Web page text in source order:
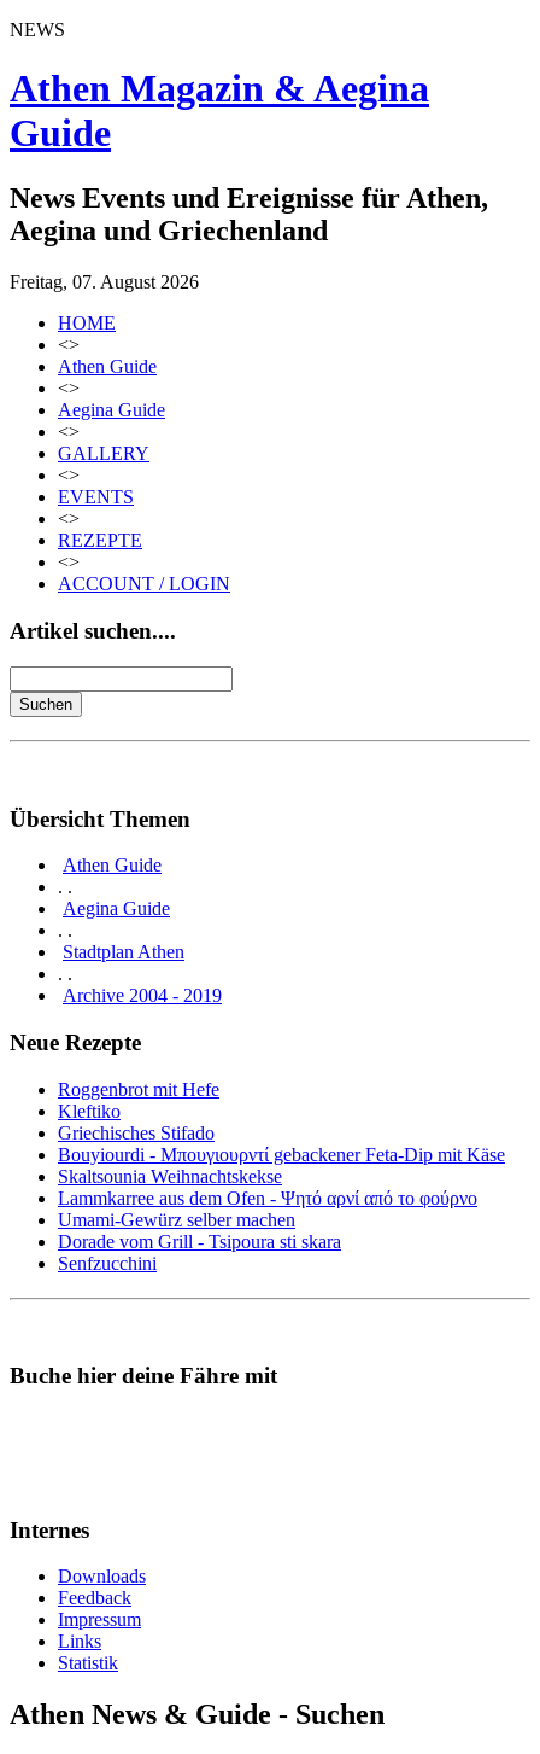
NEWS
Athen Magazin & Aegina
Guide
News Events und Ereignisse für Athen,
Aegina und Griechenland
Freitag, 07. August 2026
HOME
<>
Athen Guide
<>
Aegina Guide
<>
GALLERY
<>
EVENTS
<>
REZEPTE
<>
ACCOUNT / LOGIN
Artikel suchen....
Übersicht Themen
Athen Guide
. .
Aegina Guide
. .
Stadtplan Athen
. .
Archive 2004 - 2019
Neue Rezepte
Roggenbrot mit Hefe
Kleftiko
Griechisches Stifado
Bouyiourdi - Μπουγιουρντί gebackener Feta-Dip mit Käse
Skaltsounia Weihnachtskekse
Lammkarree aus dem Ofen - Ψητό αρνί από το φούρνο
Umami-Gewürz selber machen
Dorade vom Grill - Tsipoura sti skara
Senfzucchini
Buche hier deine Fähre mit
Internes
Downloads
Feedback
Impressum
Links
Statistik
Athen News & Guide - Suchen